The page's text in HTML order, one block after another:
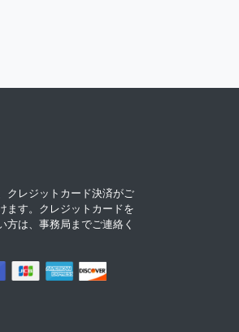
クレジットカード決済がご
ます。クレジットカードを
方は、事務局までご連絡く